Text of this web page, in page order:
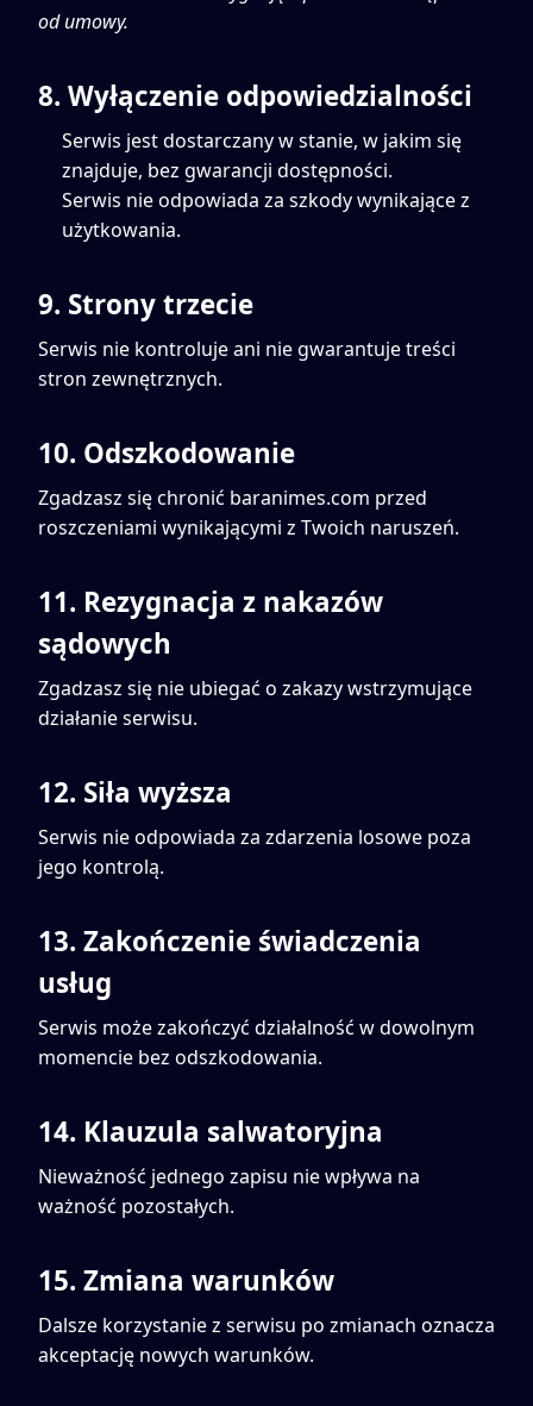
od umowy.
8. Wyłączenie odpowiedzialności
Serwis jest dostarczany w stanie, w jakim się
znajduje, bez gwarancji dostępności.
Serwis nie odpowiada za szkody wynikające z
użytkowania.
9. Strony trzecie
Serwis nie kontroluje ani nie gwarantuje treści
stron zewnętrznych.
10. Odszkodowanie
Zgadzasz się chronić baranimes.com przed
roszczeniami wynikającymi z Twoich naruszeń.
11. Rezygnacja z nakazów
sądowych
Zgadzasz się nie ubiegać o zakazy wstrzymujące
działanie serwisu.
12. Siła wyższa
Serwis nie odpowiada za zdarzenia losowe poza
jego kontrolą.
13. Zakończenie świadczenia
usług
Serwis może zakończyć działalność w dowolnym
momencie bez odszkodowania.
14. Klauzula salwatoryjna
Nieważność jednego zapisu nie wpływa na
ważność pozostałych.
15. Zmiana warunków
Dalsze korzystanie z serwisu po zmianach oznacza
akceptację nowych warunków.